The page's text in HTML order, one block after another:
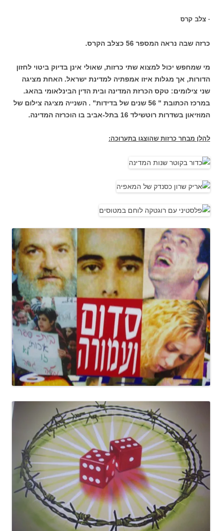
· צלב קרס
כרזה שבה נראה המספר 56 כצלב הקרס.
מי שמחפש יכול למצוא שתי כרזות, שאולי אינן בדיוק ביטוי לחזון
הדורות, אך מגלות איזו אמפתיה למדינת ישראל. האחת מציגה
שני צילומים: טקס הכרזת המדינה ובית הדין הבינלאומי בהאג.
במרכז הכתובת " 56 שנים של בדידות" . השנייה מציגה צילום של
המוזיאון בשדרות רוטשילד 16 בתל-אביב בו הוכרזה המדינה.
להלן מבחר כרזות שהוצגו בתערוכה: